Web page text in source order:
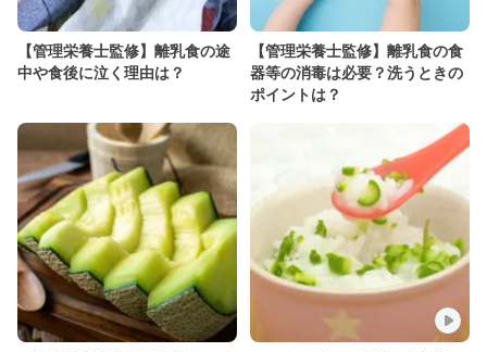
【管理栄養士監修】離乳食の途
中や食後に泣く理由は？
【管理栄養士監修】離乳食の食
器等の消毒は必要？洗うときの
ポイントは？